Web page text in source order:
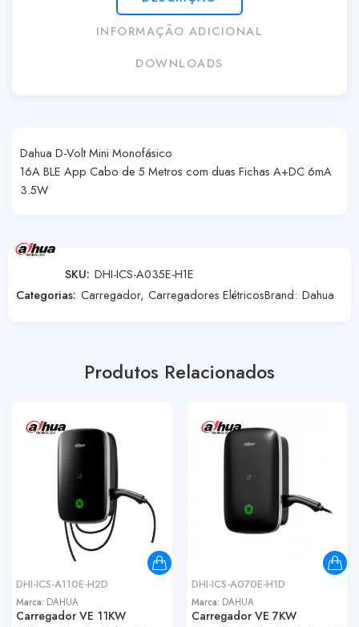
INFORMAÇÃO ADICIONAL
DOWNLOADS
Dahua D-Volt Mini Monofásico
16A BLE App Cabo de 5 Metros com duas Fichas A+DC 6mA
3.5W
SKU: DHI-ICS-A035E-H1E
Categorias: Carregador, Carregadores ElétricosBrand: Dahua
Produtos Relacionados
DHI-ICS-A110E-H2D
Marca: DAHUA
Carregador VE 11KW
DHI-ICS-A070E-H1D
Marca: DAHUA
Carregador VE 7KW